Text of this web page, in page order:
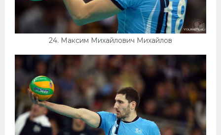
24. Максим Михайлович Михайлов